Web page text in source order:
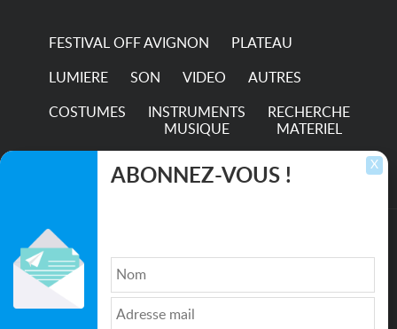
FESTIVAL OFF AVIGNON PLATEAU
LUMIERE SON VIDEO AUTRES
COSTUMES
INSTRUMENTS
MUSIQUE
RECHERCHE
MATERIEL
TRANSPORTS
Qui sommes nous ?| Médias
X
ABONNEZ-VOUS !